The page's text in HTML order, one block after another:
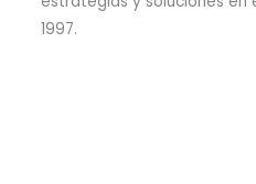
1997.